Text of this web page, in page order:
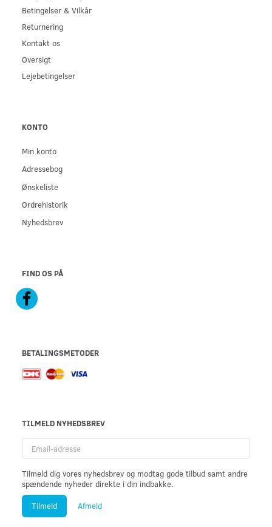
Betingelser & Vilkår
Returnering
Kontakt os
Oversigt
Lejebetingelser
KONTO
Min konto
Adressebog
Ønskeliste
Ordrehistorik
Nyhedsbrev
FIND OS PÅ
BETALINGSMETODER
TILMELD NYHEDSBREV
adresse
Tilmeld dig vores nyhedsbrev og modtag gode tilbud samt andre
spændende nyheder direkte i din indbakke.
Tilmeld Afmeld